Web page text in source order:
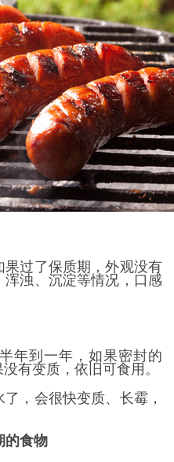
过了保质期，外观没有
浊、沉淀等情况，口感
年到一年，如果密封的
有变质，依旧可食用。
，会很快变质、长霉，
的食物